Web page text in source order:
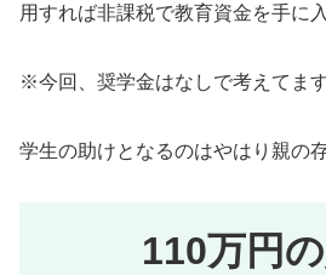
用すれば非課税で教育資金を手に
※今回、奨学金はなしで考えてます
学生の助けとなるのはやはり親の
110万円